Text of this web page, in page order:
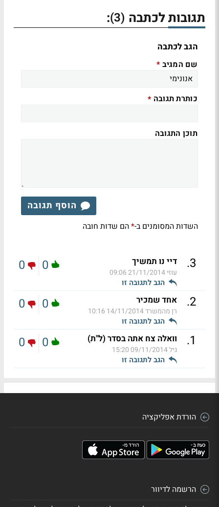
תגובות לכתבה (3)
:
הגב לכתבה
שם המגיב *
כותרת תגובה *
תוכן התגובה
הוסף תגובה
השדות המסומנים ב-*הם שדות חובה
3
. דיי נו תמשיך
עוזי21/11/2014 09:06
הגב לתגובה זו
0
0
2
. אחד שמכיר
רן מהמשרד14/11/2014 10:16
הגב לתגובה זו
0
0
1
. וואלה צח אתה בסדר (ל"ת)
גיל09/11/2014 15:20
הגב לתגובה זו
0
0
הורדת אפליקציה
הרשמה לדיוור